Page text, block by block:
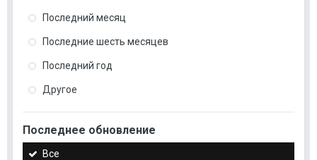
Последний месяц
Последние шесть месяцев
Последний год
Другое
Последнее обновление
Все